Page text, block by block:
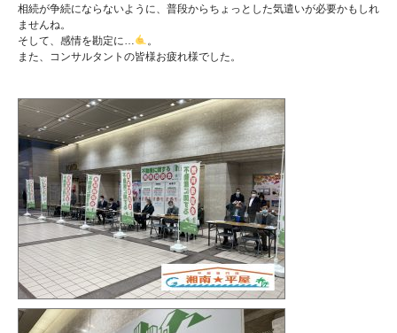
相続が争続にならないように、普段からちょっとした気遣いが必要かもしれ
ませんね。
そして、感情を勘定に…
。
また、コンサルタントの皆様お疲れ様でした。